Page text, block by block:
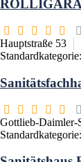
Hauptstraße 53
Standardkategorie:
Gottlieb-Daimler-
Standardkategorie: